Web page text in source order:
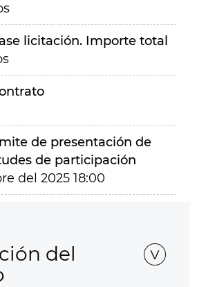
licitación. Importe total
de presentación de
de participación
del 2025 18:00
del